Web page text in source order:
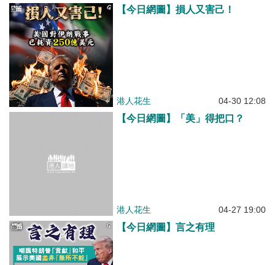
【今日網圖】損人又害己！
港人花生 04-30 12:08
【今日網圖】「美」得把口？
港人花生 04-27 19:00
【今日網圖】言之有理